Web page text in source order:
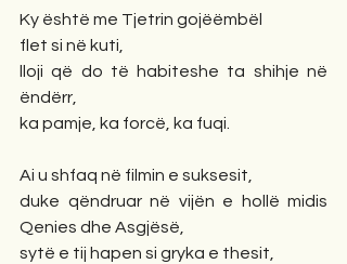
Ky është me Tjetrin gojëëmbël
flet si në kuti,
lloji që do të habiteshe ta shihje në
ëndërr,
ka pamje, ka forcë, ka fuqi.
Ai u shfaq në filmin e suksesit,
duke qëndruar në vijën e hollë midis
Qenies dhe Asgjësë,
sytë e tij hapen si gryka e thesit,